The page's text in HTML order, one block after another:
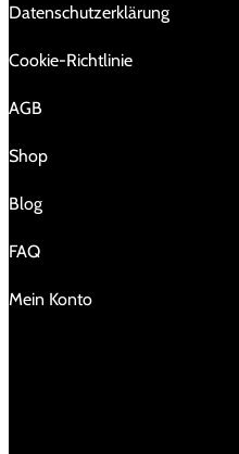
Da­ten­schutz­er­klä­rung
Cookie-Richtlinie
AGB
Shop
Blog
FAQ
Mein Konto